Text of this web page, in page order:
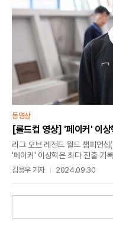
동영상
[롤드컵 영상] '페이커' 이
리그 오브 레전드 월드 챔피언
'페이커' 이상혁은 최다 진출 기
밝혔다. T1은 내달 3일(한국시각
진행될 예정인 롤드컵 스위스
어려운 상황서 가는 거이기 때
최다인 9회 진출이지만 저한테
건 좋은 성과를 는 것"이라고 강
김용우 기자 2024.09.30